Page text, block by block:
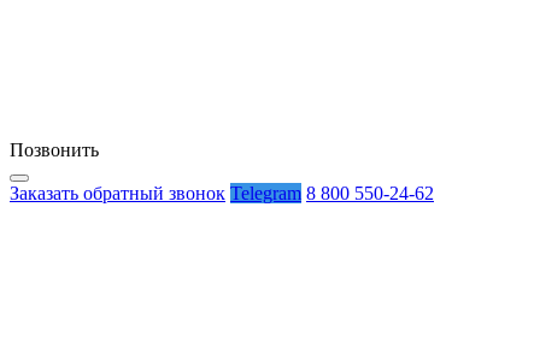
Позвонить
Заказать обратный звонок Telegram 8 800 550-24-62